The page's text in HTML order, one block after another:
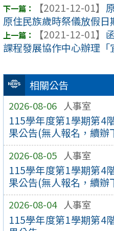
相關公告
2026-08-06 人事室
115學年度第1學期第4
果公告(無人報名，續辦
2026-08-05 人事室
115學年度第1學期第4
果公告(無人報名，續辦
2026-08-04 人事室
115學年度第1學期第4
【2021-12-01】
原住民族歲時祭儀放假日
【2021-12-01】
課程發展協作中心辦理「